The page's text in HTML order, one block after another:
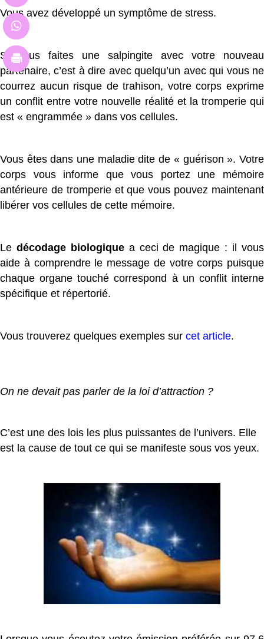
Vous avez développé un symptôme de stress.
Si vous faites une salpingite avec votre nouveau
partenaire, c’est à dire avec quelqu’un avec qui vous ne
courrez aucun risque de trahison, votre corps exprime
un conflit entre votre nouvelle réalité et la tromperie qui
est « engrammée » dans vos cellules.
Vous êtes dans une maladie dite de « guérison ». Votre
corps vous informe que vous portez une mémoire
antérieure de tromperie et que vous pouvez maintenant
libérer vos cellules de cette mémoire.
Le décodage biologiquea ceci de magique : il vous
aide à comprendre le message de votre corps puisque
chaque organe touché correspond à un conflit interne
spécifique et répertorié.
Vous trouverez quelques exemples sur cet article.
On ne devait pas parler de la loi d’attraction ?
C’est une des lois les plus puissantes de l’univers. Elle
est la cause de tout ce qui se manifeste sous vos yeux.